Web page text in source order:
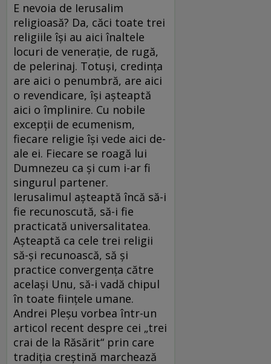
E nevoia de Ierusalim
religioasă? Da, căci toate trei
religiile îşi au aici înaltele
locuri de veneraţie, de rugă,
de pelerinaj. Totuşi, credinţa
are aici o penumbră, are aici
o revendicare, îşi aşteaptă
aici o împlinire. Cu nobile
excepţii de ecumenism,
fiecare religie îşi vede aici de-
ale ei. Fiecare se roagă lui
Dumnezeu ca şi cum i-ar fi
singurul partener.
Ierusalimul aşteaptă încă să-i
fie recunoscută, să-i fie
practicată universalitatea.
Aşteaptă ca cele trei religii
să-şi recunoască, să şi
practice convergenţa către
acelaşi Unu, să-i vadă chipul
în toate fiinţele umane.
Andrei Pleşu vorbea într-un
articol recent despre cei „trei
crai de la Răsărit“ prin care
tradiţia creştină marchează